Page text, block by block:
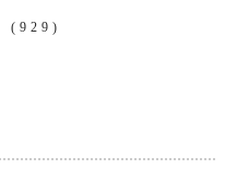
(929)